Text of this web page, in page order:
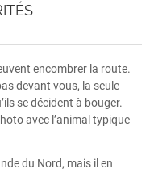
encombrer la route.
devant vous, la seule
se décident à bouger.
avec l’animal typique
du Nord, mais il en